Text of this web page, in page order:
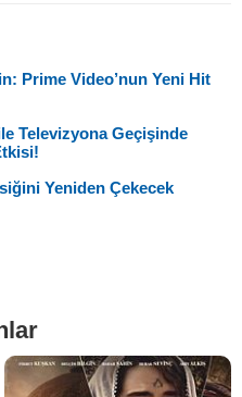
Prime Video’nun Yeni Hit
Televizyona Geçişinde
Yeniden Çekecek